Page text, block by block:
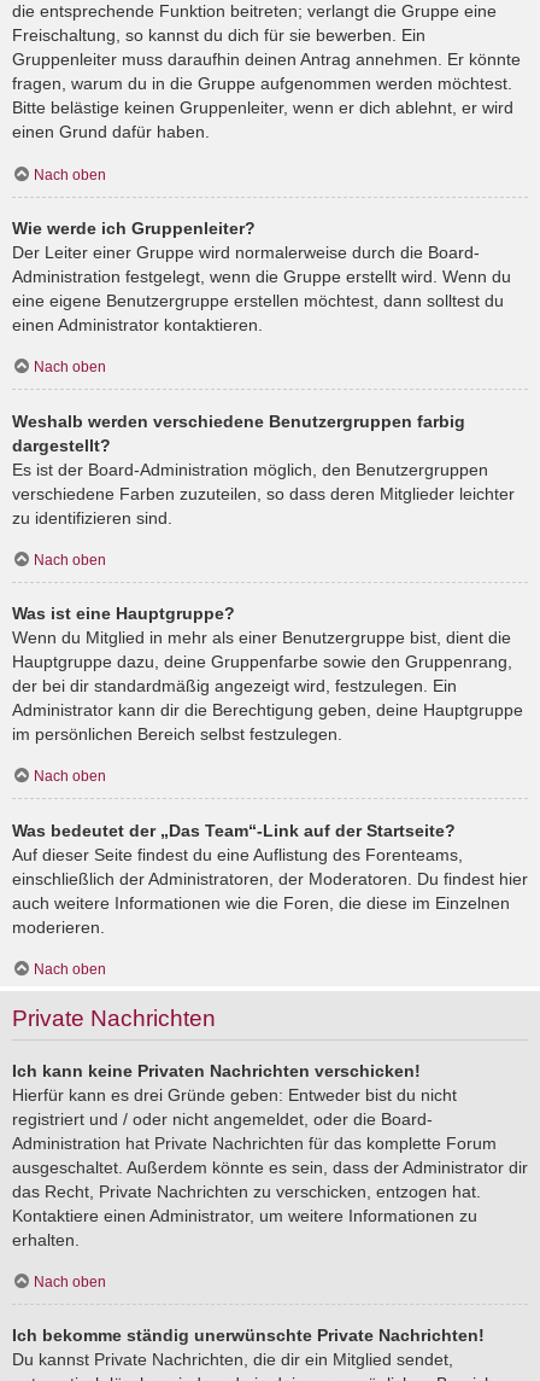
die entsprechende Funktion beitreten; verlangt die Gruppe eine
Freischaltung, so kannst du dich für sie bewerben. Ein
Gruppenleiter muss daraufhin deinen Antrag annehmen. Er könnte
fragen, warum du in die Gruppe aufgenommen werden möchtest.
Bitte belästige keinen Gruppenleiter, wenn er dich ablehnt, er wird
einen Grund dafür haben.
Nach oben
Wie werde ich Gruppenleiter?
Der Leiter einer Gruppe wird normalerweise durch die Board-
Administration festgelegt, wenn die Gruppe erstellt wird. Wenn du
eine eigene Benutzergruppe erstellen möchtest, dann solltest du
einen Administrator kontaktieren.
Nach oben
Weshalb werden verschiedene Benutzergruppen farbig
dargestellt?
Es ist der Board-Administration möglich, den Benutzergruppen
verschiedene Farben zuzuteilen, so dass deren Mitglieder leichter
zu identifizieren sind.
Nach oben
Was ist eine Hauptgruppe?
Wenn du Mitglied in mehr als einer Benutzergruppe bist, dient die
Hauptgruppe dazu, deine Gruppenfarbe sowie den Gruppenrang,
der bei dir standardmäßig angezeigt wird, festzulegen. Ein
Administrator kann dir die Berechtigung geben, deine Hauptgruppe
im persönlichen Bereich selbst festzulegen.
Nach oben
Was bedeutet der „Das Team“-Link auf der Startseite?
Auf dieser Seite findest du eine Auflistung des Forenteams,
einschließlich der Administratoren, der Moderatoren. Du findest hier
auch weitere Informationen wie die Foren, die diese im Einzelnen
moderieren.
Nach oben
Private Nachrichten
Ich kann keine Privaten Nachrichten verschicken!
Hierfür kann es drei Gründe geben: Entweder bist du nicht
registriert und / oder nicht angemeldet, oder die Board-
Administration hat Private Nachrichten für das komplette Forum
ausgeschaltet. Außerdem könnte es sein, dass der Administrator dir
das Recht, Private Nachrichten zu verschicken, entzogen hat.
Kontaktiere einen Administrator, um weitere Informationen zu
erhalten.
Nach oben
Ich bekomme ständig unerwünschte Private Nachrichten!
Du kannst Private Nachrichten, die dir ein Mitglied sendet,